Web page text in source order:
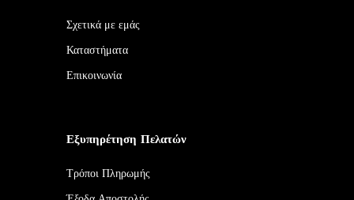
Σχετικά με εμάς
Καταστήματα
Επικοινωνία
Εξυπηρέτηση Πελατών
Τρόποι Πληρωμής